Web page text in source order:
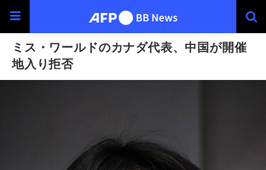
ミス・ワールドのカナダ代表、中国が開催
地入り拒否